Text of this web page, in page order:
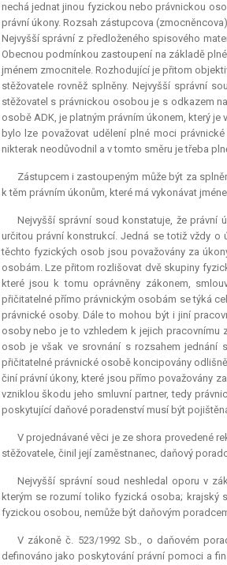
nechá jednat jinou fyzickou nebo právnickou
právní úkony. Rozsah zástupcova
Nejvyšší správní z předloženého spisového
Obecnou podmínkou zastoupení na základě
jménem zmocnitele. Rozhodující je přitom
stěžovatele rovněž splněny. Nejvyšší správní
stěžovatel s právnickou osobou je s odkazem
osobě ADK, je platným právním úkonem, který
bylo lze považovat udělení plné moci
nikterak neodůvodnil a v tomto směru je třeba
Zástupcem i zastoupeným může být za
k těm právním úkonům, které má vykonávat
Nejvyšší správní soud konstatuje, že právní
určitou právní konstrukcí. Jedná se totiž vždy
těchto fyzických osob jsou považovány za
osobám. Lze přitom rozlišovat dvě skupiny
které jsou k tomu oprávněny zákonem,
přičitatelné přímo právnickým osobám se týká
právnické osoby. Dále to mohou být i jiní
osoby nebo je to vzhledem k jejich
osob je však ve srovnání s rozsahem jednání
přičitatelné právnické osobě koncipovány
činí právní úkony, které jsou přímo považovány
vzniklou škodu jeho smluvní partner, tedy
poskytující daňové poradenství musí být
V projednávané věci je ze shora provedené
stěžovatele, činil její zaměstnanec, daňový
Nejvyšší správní soud neshledal oporu v
kterým se rozumí toliko fyzická osoba; krajský
fyzickou osobou, nemůže být daňovým
V zákoně č. 523/1992 Sb., o daňovém
definováno jako poskytování právní pomoci a